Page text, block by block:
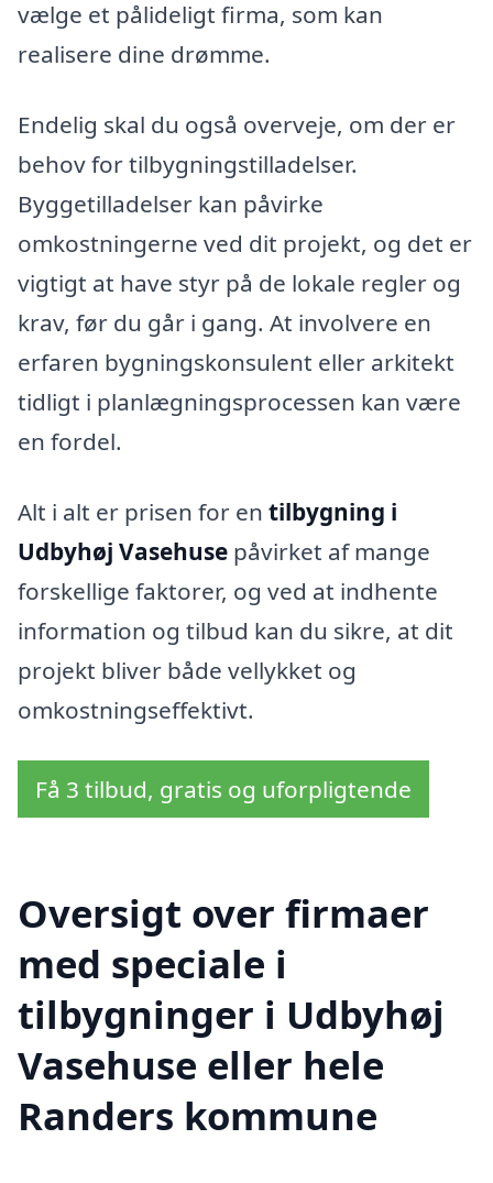
vælge et pålideligt firma, som kan
realisere dine drømme.
Endelig skal du også overveje, om der er
behov for tilbygningstilladelser.
Byggetilladelser kan påvirke
omkostningerne ved dit projekt, og det er
vigtigt at have styr på de lokale regler og
krav, før du går i gang. At involvere en
erfaren bygningskonsulent eller arkitekt
tidligt i planlægningsprocessen kan være
en fordel.
Alt i alt er prisen for en tilbygning i
Udbyhøj Vasehuse påvirket af mange
forskellige faktorer, og ved at indhente
information og tilbud kan du sikre, at dit
projekt bliver både vellykket og
omkostningseffektivt.
Få 3 tilbud, gratis og uforpligtende
Oversigt over firmaer
med speciale i
tilbygninger i Udbyhøj
Vasehuse eller hele
Randers kommune